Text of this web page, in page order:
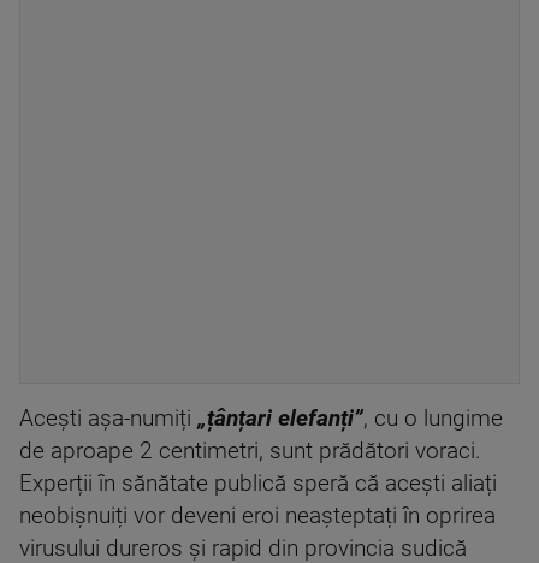
Acești așa-numiți „țânțari elefanți”, cu o lungime
de aproape 2 centimetri, sunt prădători voraci.
Experții în sănătate publică speră că acești aliați
neobișnuiți vor deveni eroi neașteptați în oprirea
virusului dureros și rapid din provincia sudică